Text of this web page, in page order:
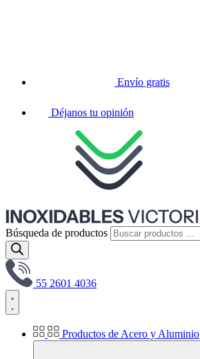
Envío gratis
Déjanos tu opinión
Búsqueda de productos
55 2601 4036
Productos de Acero y Aluminio